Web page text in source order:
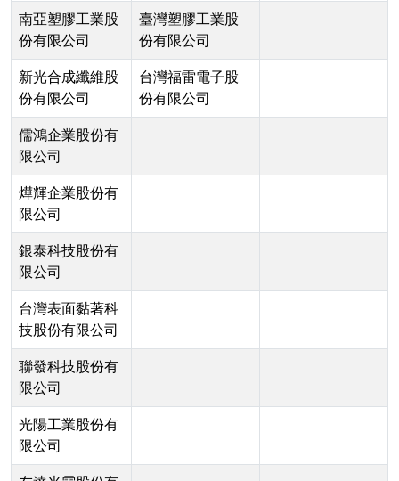
南亞塑膠工業股
份有限公司
臺灣塑膠工業股
份有限公司
新光合成纖維股
份有限公司
台灣福雷電子股
份有限公司
儒鴻企業股份有
限公司
燁輝企業股份有
限公司
銀泰科技股份有
限公司
台灣表面黏著科
技股份有限公司
聯發科技股份有
限公司
光陽工業股份有
限公司